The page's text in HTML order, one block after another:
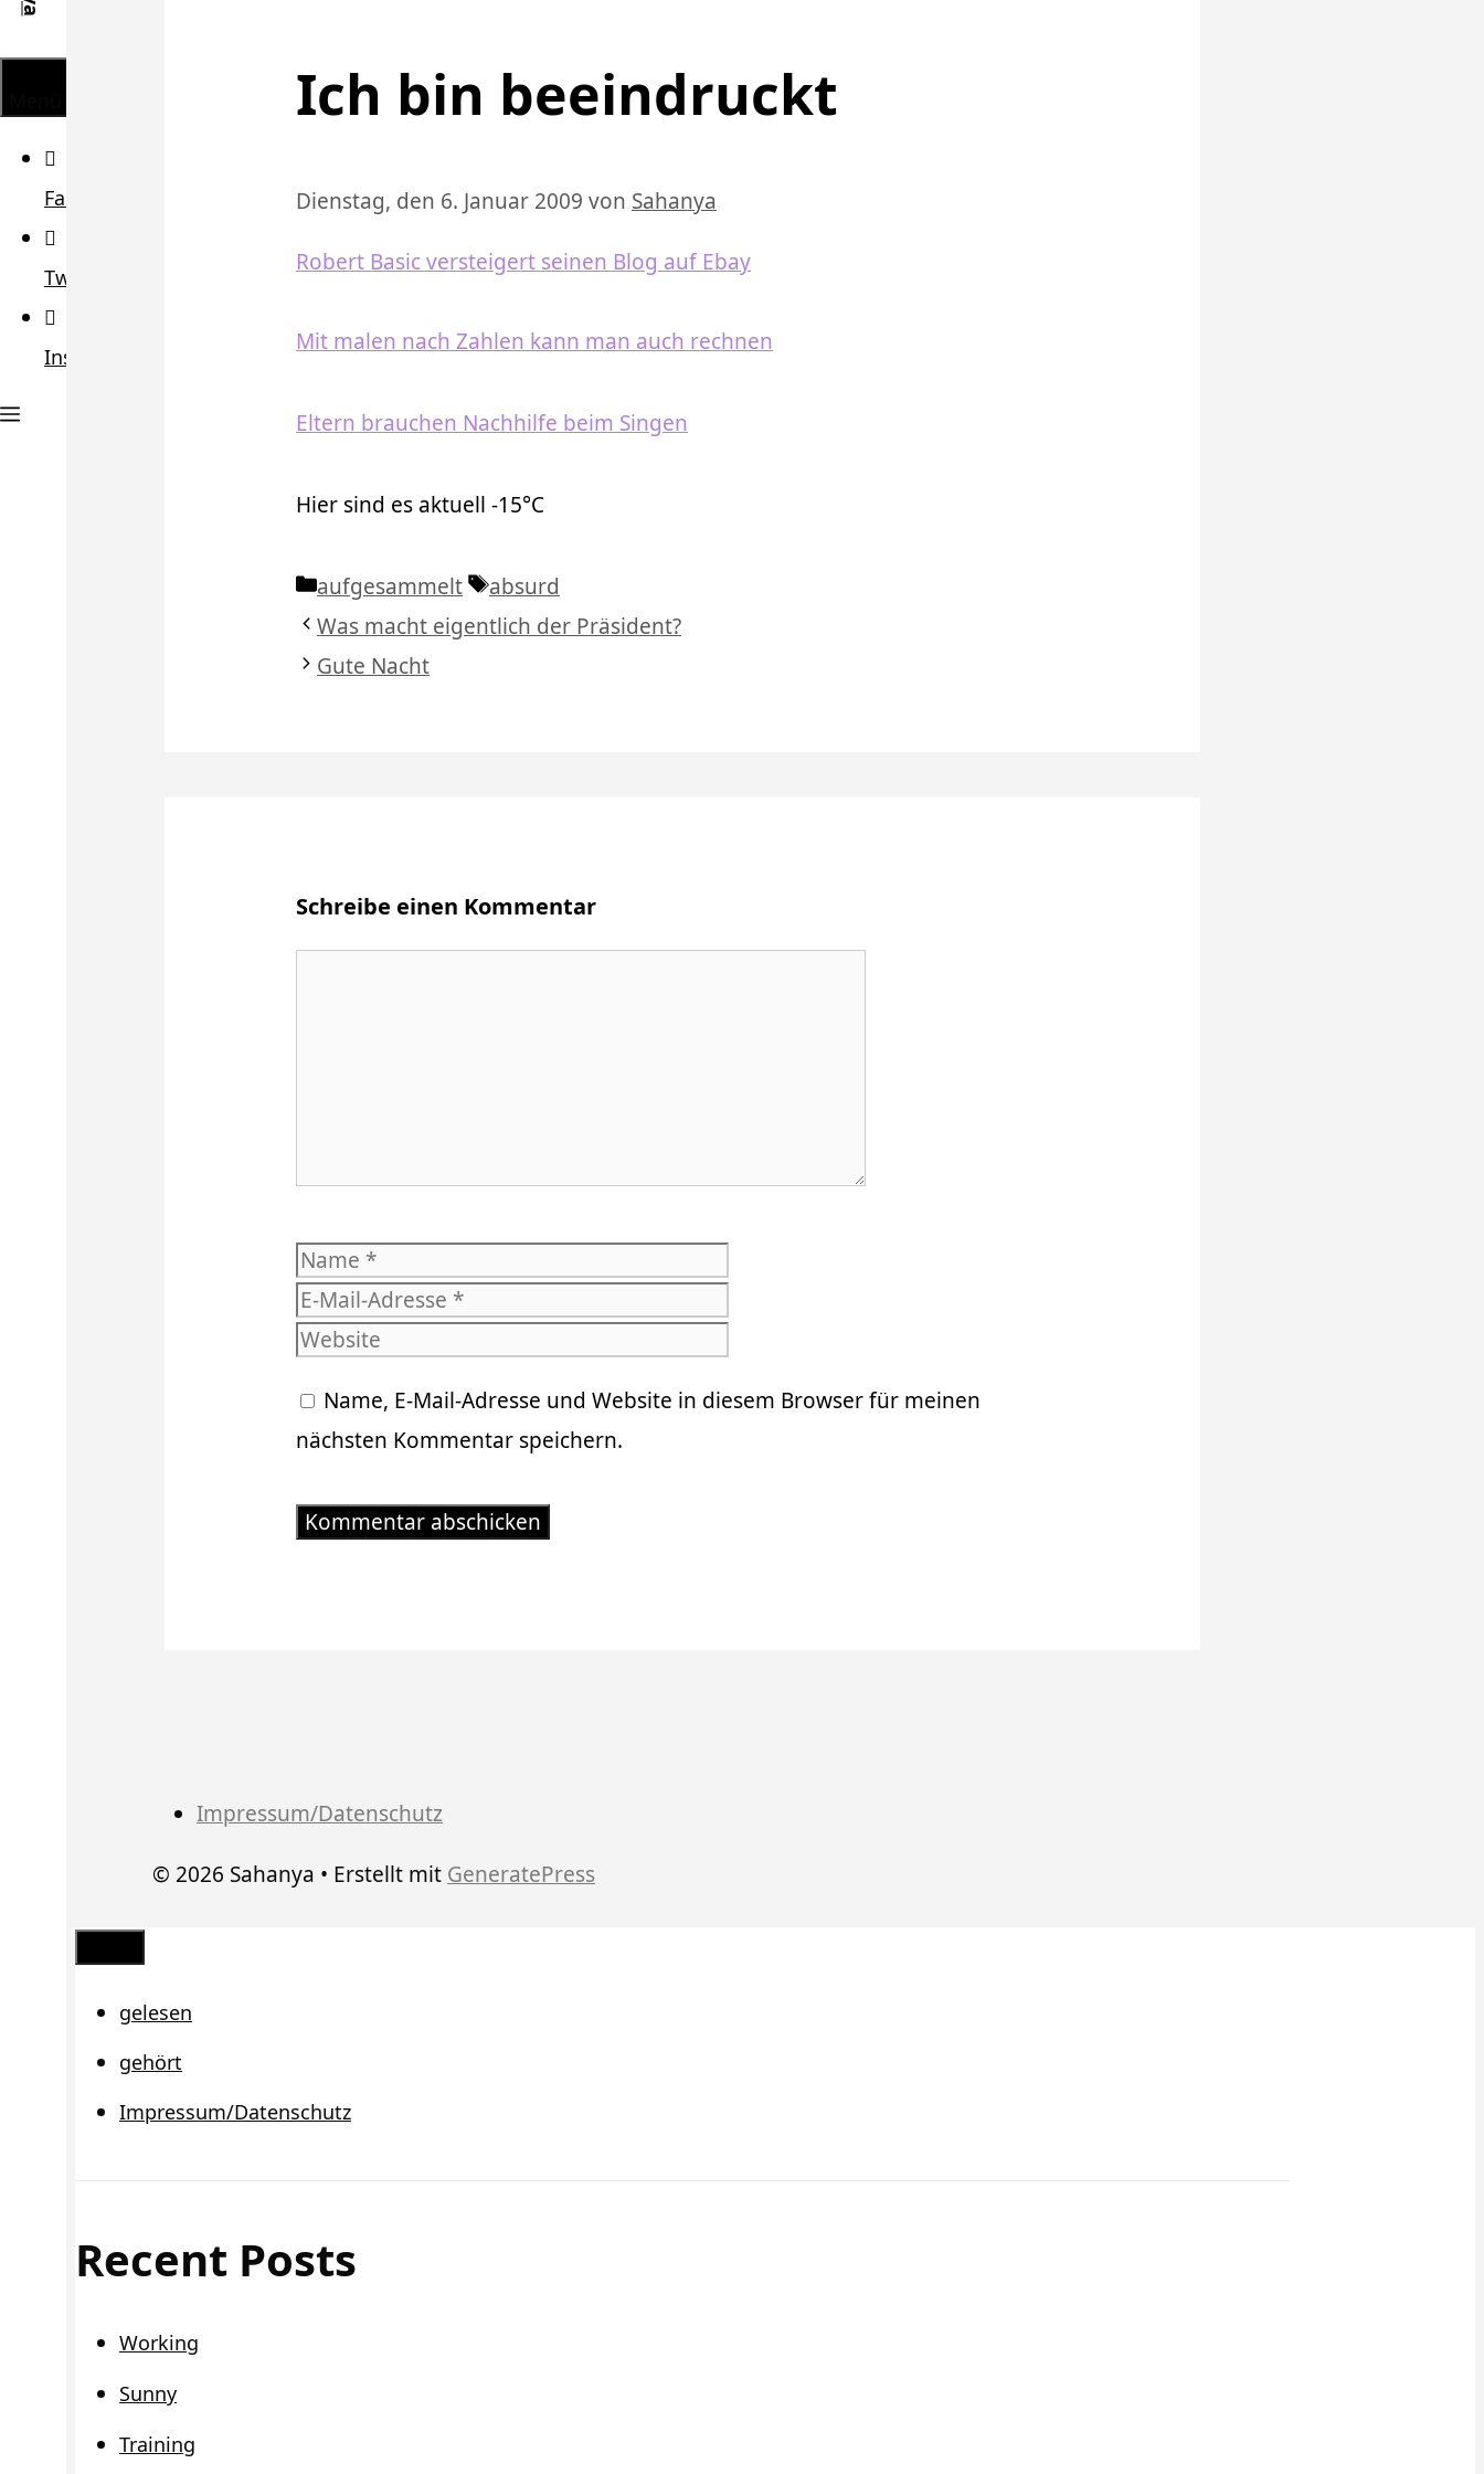
Facebook
Twitter
Instagram
Ich bin beeindruckt
Dienstag, den 6. Januar 2009 von Sahanya
Robert Basic versteigert seinen Blog auf Ebay
Mit malen nach Zahlen kann man auch rechnen
Eltern brauchen Nachhilfe beim Singen
Hier sind es aktuell -15°C
Kategorien
aufgesammelt Schlagwörter
absurd
Was macht eigentlich der Präsident?
Gute Nacht
Schreibe einen Kommentar
Name
Name, E-Mail-Adresse und Website in diesem Browser für meinen
nächsten Kommentar speichern.
Impressum/Datenschutz
© 2026 Sahanya • Erstellt mit GeneratePress
Schließen
gelesen
gehört
Impressum/Datenschutz
Recent Posts
Working
Sunny
Training